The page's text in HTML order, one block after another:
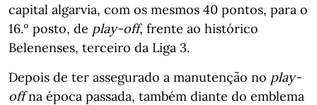
capital algarvia, com os mesmos 40 pontos, para o
16.º posto, de play-off, frente ao histórico
Belenenses, terceiro da Liga 3.
Depois de ter assegurado a manutenção no play-
offna época passada, também diante do emblema